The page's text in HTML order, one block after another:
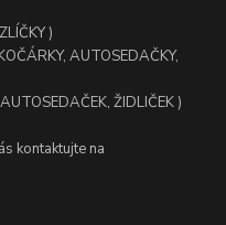
)
AUTOSEDAČKY,
ŽIDLIČEK )
kontaktujte na